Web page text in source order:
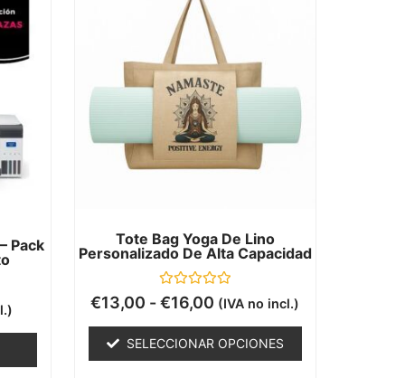
Pack
Tote Bag Yoga De Lino
Personalizado De Alta Capacidad
Valorado
con
5
€13,00 -€16,00 (IVA no incl.)
SELECCIONAR OPCIONES